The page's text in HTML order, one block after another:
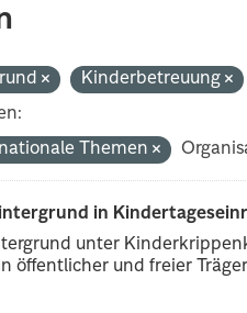
Kinderbetreuung
Themen
in
unter
öffentlicher und freier